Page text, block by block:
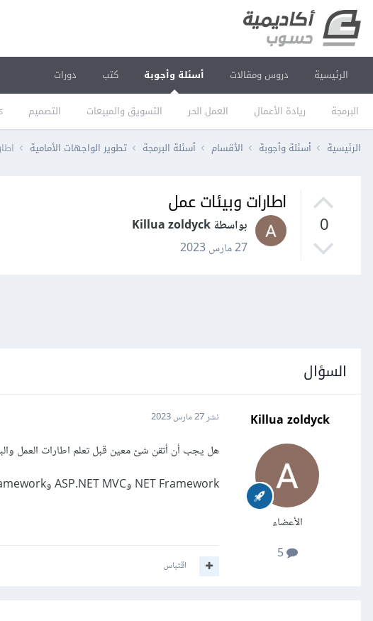
الرئيسية دروس ومقالات أسئلة وأجوبة
البرمجة ريادة الأعمال العمل الحر التسويق والمبيعات التصميم
كتب دورات
الرئيسية أسئلة وأجوبة الأقسام أسئلة البرمجة تطوير الواجهات الأمامية
0
اطارات وبيئات عمل
بواسطة Killua zoldyck
27 مارس 2023
السؤال
Killua zoldyck
الأعضاء
5
نشر27 مارس 2023
هل يجب أن أتقن شئ معين قبل تعلم اطارات العمل
NET Framework وASP.NET MVC وEntity Framework و Xamarin
اقتباس